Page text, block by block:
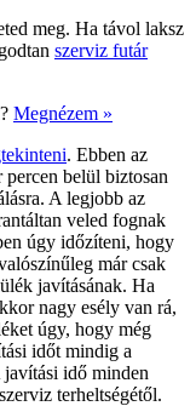
meg. Ha távol laksz
szerviz futár
Megnézem »
. Ebben az
belül biztosan
A legjobb az
veled fognak
úgy időzíteni, hogy
már csak
javításának. Ha
nagy esély van rá,
úgy, hogy még
időt mindig a
idő minden
terheltségétől.